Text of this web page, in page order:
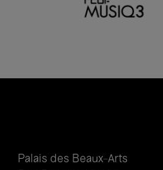
Palais des Beaux-Arts